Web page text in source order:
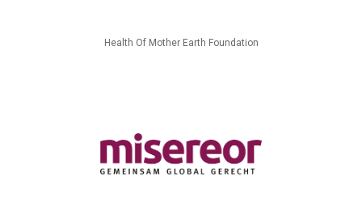
Health Of Mother Earth Foundation